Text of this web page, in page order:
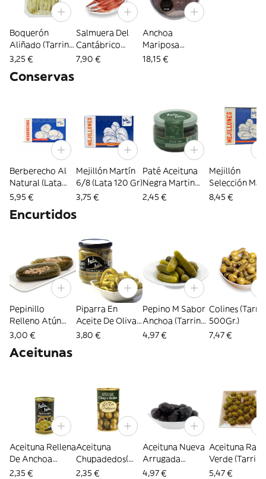
Boquerón
Aliñado (Tarrina
70Gr.)
3,25 €
Salmuera Del
Cantábrico
(6Ud)
7,90 €
Anchoa
Mariposa
Cantábrico
18,15 €
Conservas
Berberecho Al
Natural (Lata
120 Gr)
5,95 €
Mejillón Martín
6/8 (Lata 120 Gr)
3,75 €
Paté Aceituna
Negra Martin
(Frasco 110Gr.)
2,45 €
Mejillón
Selección
(Lata 280 Gr)
8,45 €
Encurtidos
Pepinillo
Relleno Atún
(4Ud)
3,00 €
Piparra En
Aceite De Oliva
Etiqueta Negra
3,80 €
Pepino M Sabor
Anchoa (Tarrina
500Gr.)
4,97 €
Colines
500Gr.)
7,47 €
Aceitunas
Aceituna Rellena
De Anchoa
Etiqueta Negra
2,35 €
Aceituna
Chupadedos(
Lata 185Gr.)
2,35 €
Aceituna Nueva
Arrugada
(Tarrina 500Gr.)
4,97 €
Aceituna
Verde (Tarrina
500Gr)
5,47 €